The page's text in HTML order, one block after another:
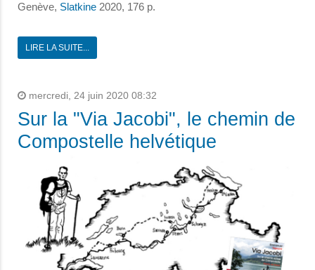
Genève, Slatkine 2020, 176 p.
LIRE LA SUITE...
mercredi, 24 juin 2020 08:32
Sur la "Via Jacobi", le chemin de
Compostelle helvétique